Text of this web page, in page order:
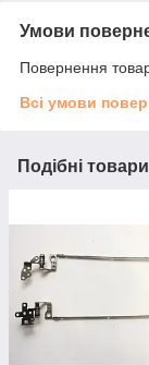
Умови
Повернення
Всі умови
Подібні